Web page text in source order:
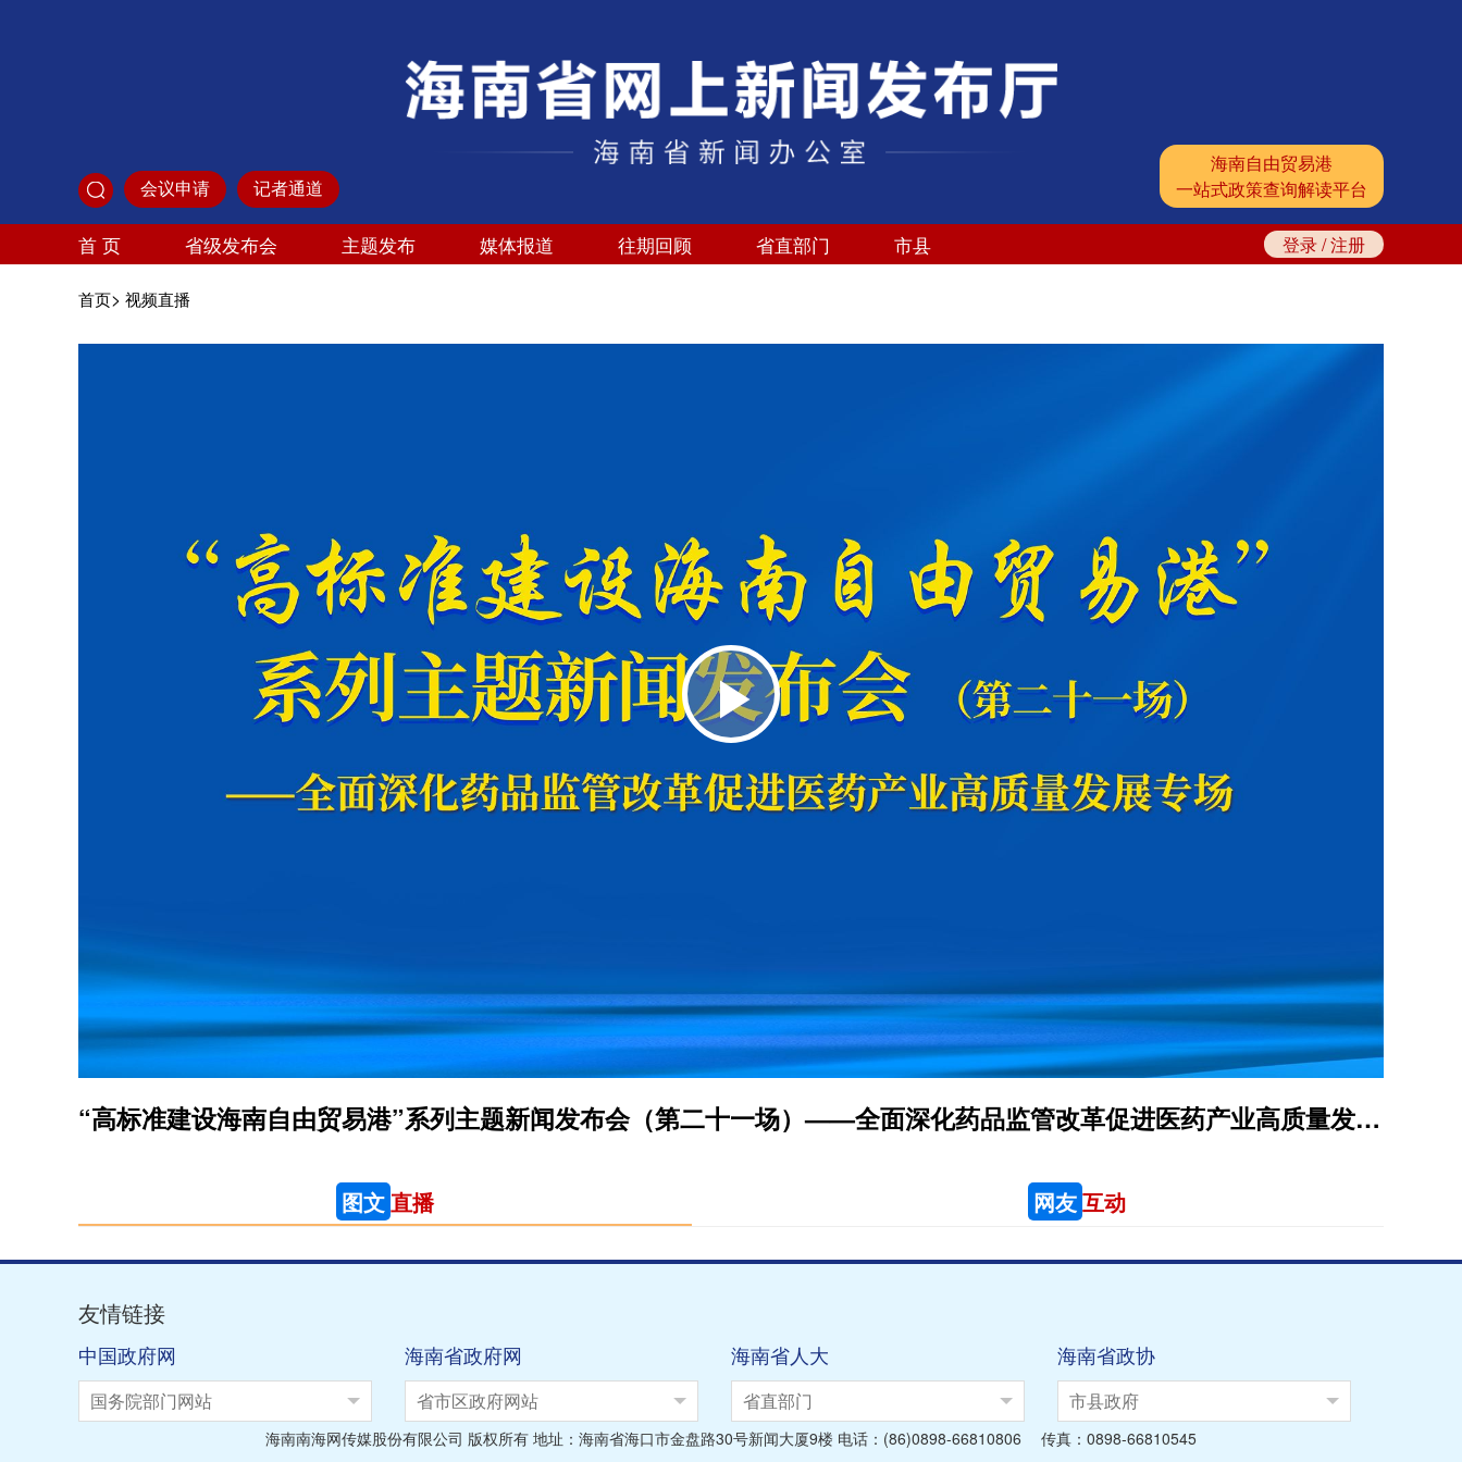
会议申请 记者通道
海南自由贸易港
一站式政策查询解读平台
首 页 省级发布会 主题发布 媒体报道 往期回顾 省直部门 市县 登录/注册
首页> 视频直播
播
频
“高标准建设海南自由贸易港”系列主题新闻发布会（第二十一场）——全面深化药品监管改革促进医药产业高质量发展专场
图文 直播 网友互动
友情链接
中国政府网
国务院部门网站
海南省政府网
省市区政府网站
海南省人大
省直部门
海南省政协
市县政府
海南南海网传媒股份有限公司 版权所有 地址：海南省海口市金盘路30号新闻大厦9楼 电话：(86)0898-66810806 传真：0898-66810545